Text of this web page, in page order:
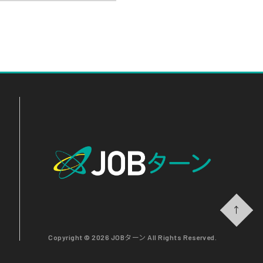
Copyright © 2026 JOBターン All Rights Reserved.
↑